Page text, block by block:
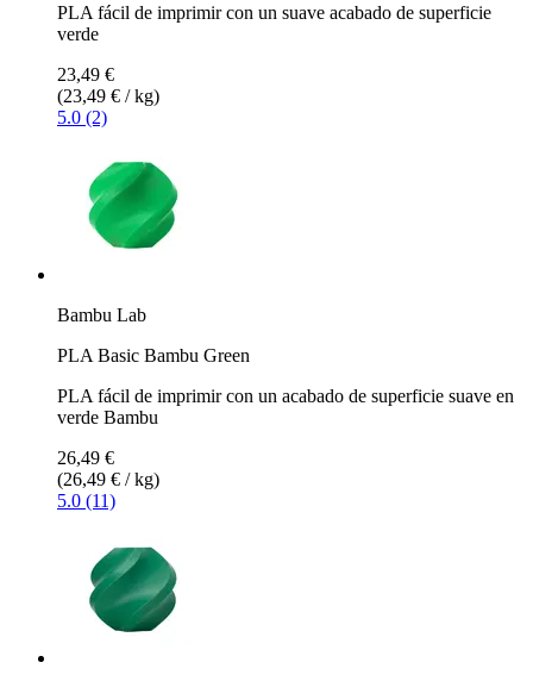
PLA fácil de imprimir con un suave acabado de superficie
verde
23,49 €
(23,49 € / kg)
5.0 (2)
Bambu Lab
PLA Basic Bambu Green
PLA fácil de imprimir con un acabado de superficie suave en
verde Bambu
26,49 €
(26,49 € / kg)
5.0 (11)